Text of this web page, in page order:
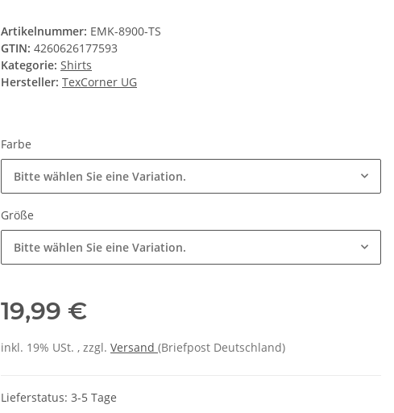
Artikelnummer: EMK-8900-TS
GTIN: 4260626177593
Kategorie: Shirts
Hersteller: TexCorner UG
Farbe
Bitte wählen Sie eine Variation.
Größe
Bitte wählen Sie eine Variation.
19,99 €
inkl. 19% USt. , zzgl. Versand (Briefpost Deutschland)
Lieferstatus: 3-5 Tage